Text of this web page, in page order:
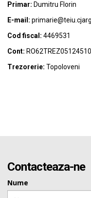
Primar: Dumitru Florin
E-mail:
Cod fiscal: 4469531
Cont:
Trezorerie: Topoloveni
Contacteaza-ne
Nume